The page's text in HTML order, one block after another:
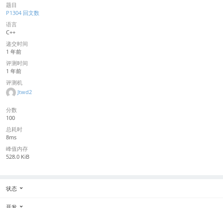
题目
P1304 回文数
语言
C++
递交时间
1 年前
评测时间
1 年前
评测机
Jtwd2
分数
100
总耗时
8ms
峰值内存
528.0 KiB
状态